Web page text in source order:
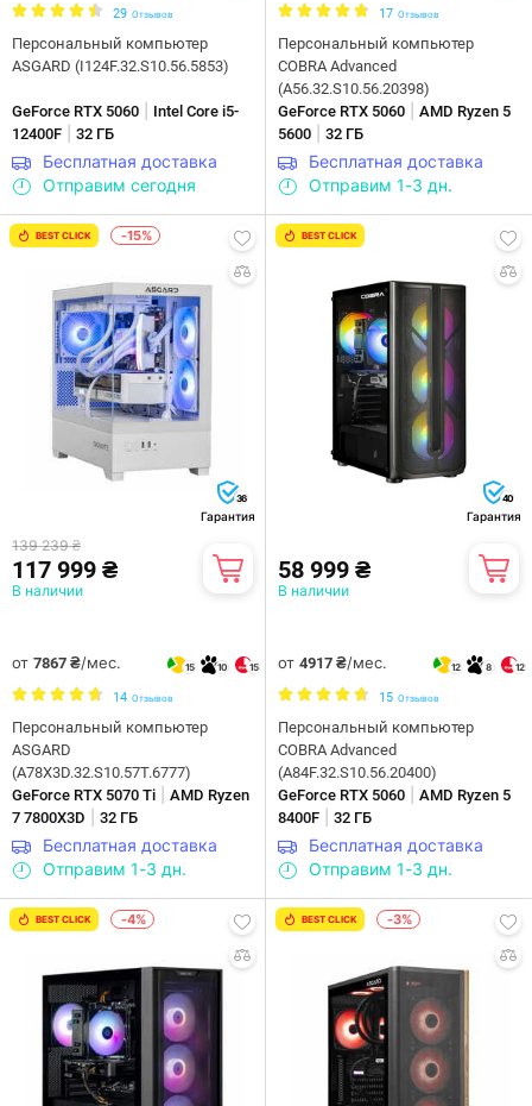
29 Отзывов
Персональный компьютер
ASGARD (I124F.32.S10.56.5853)
GeForce RTX 5060
Intel Core i5-
12400F
32 ГБ
Бесплатная доставка
Отправим сегодня
17 Отзывов
Персональный компьютер
COBRA Advanced
(A56.32.S10.56.20398)
GeForce RTX 5060
AMD Ryzen 5
5600
32 ГБ
Бесплатная доставка
Отправим 1-3 дн.
BEST CLICK -15%
36
Гарантия
139 239 ₴
117 999 ₴
В наличии
от 7867 ₴/мес. 15 10 15
14 Отзывов
Персональный компьютер
ASGARD
(A78X3D.32.S10.57T.6777)
GeForce RTX 5070 Ti
AMD Ryzen
7 7800X3D
32 ГБ
Бесплатная доставка
Отправим 1-3 дн.
BEST CLICK
40
Гарантия
58 999 ₴
В наличии
от 4917 ₴/мес. 12 8 12
15 Отзывов
Персональный компьютер
COBRA Advanced
(A84F.32.S10.56.20400)
GeForce RTX 5060
AMD Ryzen 5
8400F
32 ГБ
Бесплатная доставка
Отправим 1-3 дн.
BEST CLICK -4% BEST CLICK -3%